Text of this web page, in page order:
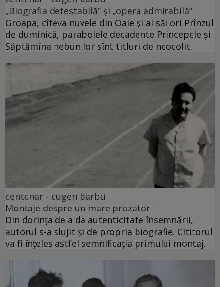
„Biografia detestabilă” și „opera admirabilă”
Groapa, cîteva nuvele din Oaie și ai săi ori Prînzul
de duminică, parabolele decadente Princepele și
Săptămîna nebunilor sînt titluri de neocolit.
centenar - eugen barbu
Montaje despre un mare prozator
Din dorința de a da autenticitate însemnării,
autorul s-a slujit și de propria biografie. Cititorul
va fi înțeles astfel semnificația primului montaj.